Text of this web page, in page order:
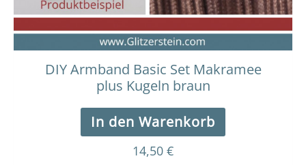
DIY Armband Basic Set Makramee
plus Kugeln braun
In den Warenkorb
14,50 €